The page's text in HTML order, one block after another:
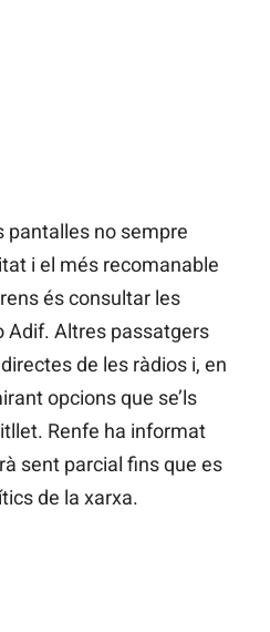
pantalles no sempre
i el més recomanable
és consultar les
Adif. Altres passatgers
de les ràdios i, en
opcions que se’ls
Renfe ha informat
sent parcial fins que es
de la xarxa.